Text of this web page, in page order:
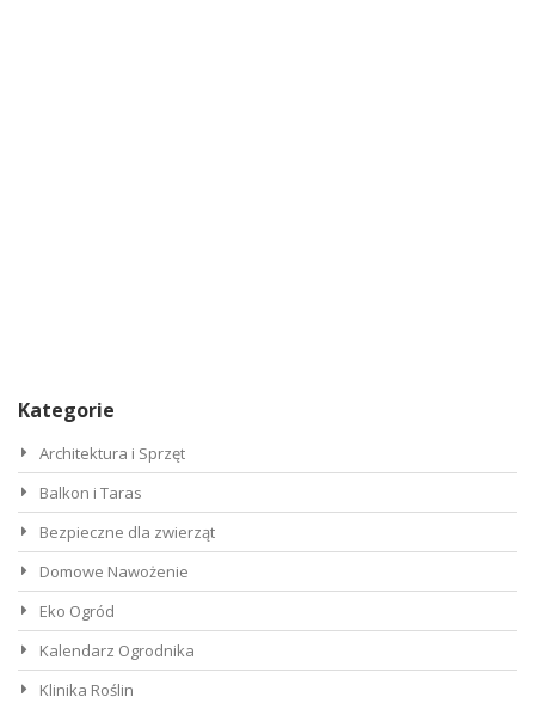
Kategorie
Architektura i Sprzęt
Balkon i Taras
Bezpieczne dla zwierząt
Domowe Nawożenie
Eko Ogród
Kalendarz Ogrodnika
Klinika Roślin